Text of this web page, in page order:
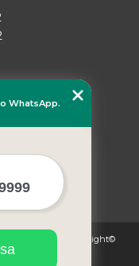
autorais. Copyright©
WhatsApp.